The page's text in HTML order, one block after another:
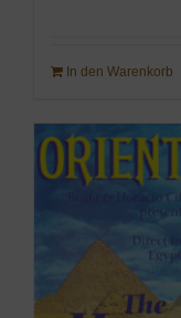
In den Warenkorb